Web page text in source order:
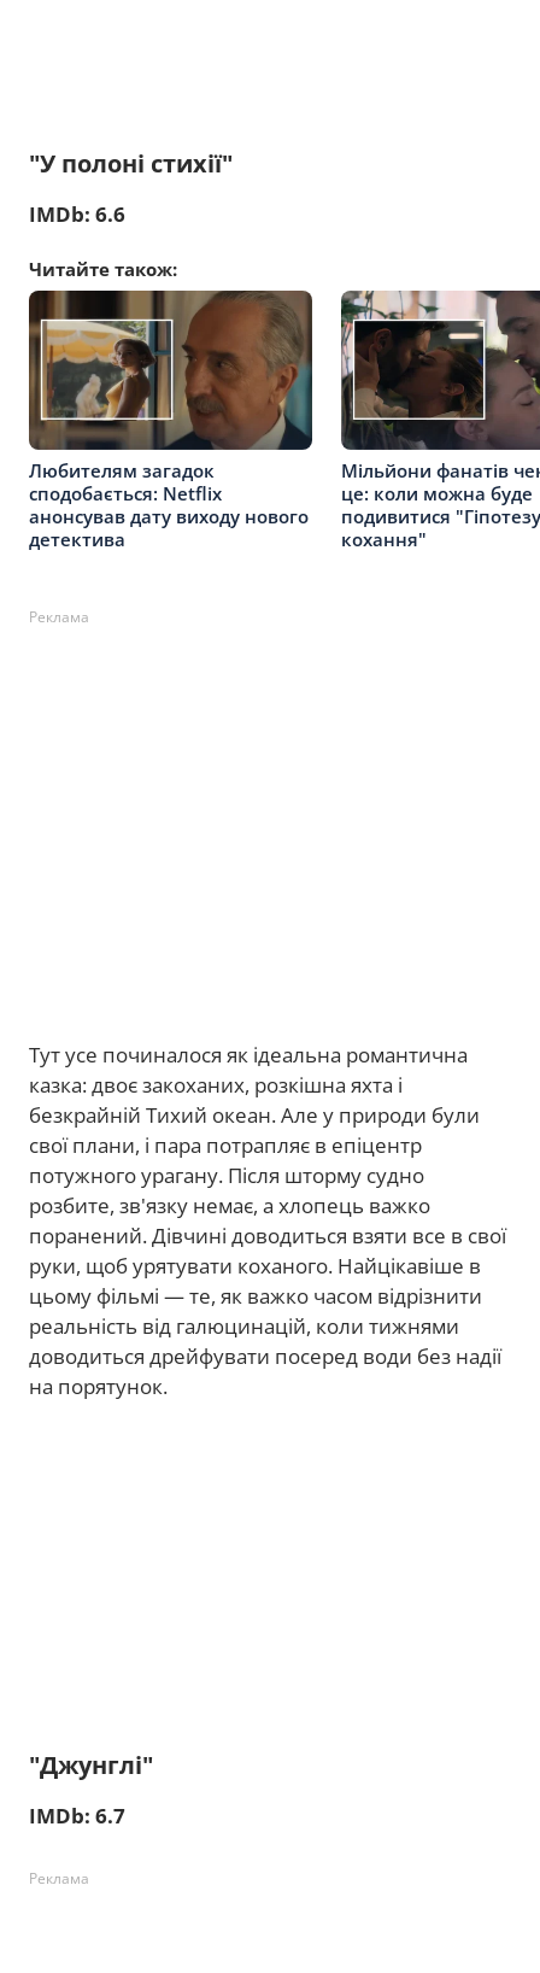
"У полоні стихії"
IMDb: 6.6
Читайте також:
Любителям загадок
сподобається: Netflix
анонсував дату виходу нового
детектива
Мільйони фанатів
це: коли можна буде
подивитися "Гіпотезу
кохання"
Реклама
Тут усе починалося як ідеальна романтична
казка: двоє закоханих, розкішна яхта і
безкрайній Тихий океан. Але у природи були
свої плани, і пара потрапляє в епіцентр
потужного урагану. Після шторму судно
розбите, зв'язку немає, а хлопець важко
поранений. Дівчині доводиться взяти все в свої
руки, щоб урятувати коханого. Найцікавіше в
цьому фільмі — те, як важко часом відрізнити
реальність від галюцинацій, коли тижнями
доводиться дрейфувати посеред води без надії
на порятунок.
"Джунглі"
IMDb: 6.7
Реклама